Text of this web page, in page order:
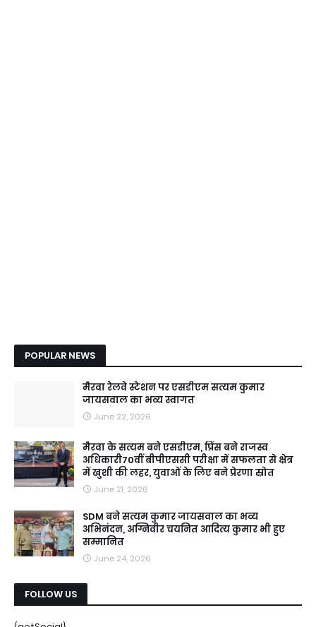
POPULAR NEWS
मैरवा रेलवे स्टेशन पर एसडीएम सत्यम कुमार
जायसवाल का भव्य स्वागत
June 22, 2026
मैरवा के सत्यम बने एसडीएम, प्रिंस बने राजस्व
अधिकारी70वीं बीपीएससी परीक्षा में सफलता से क्षेत्र
में खुशी की लहर, युवाओं के लिए बने प्रेरणा स्रोत
June 21, 2026
SDM बने सत्यम कुमार जायसवाल का भव्य
अभिनंदन, अग्निवीर चयनित आदित्य कुमार भी हुए
सम्मानित
June 24, 2026
FOLLOW US